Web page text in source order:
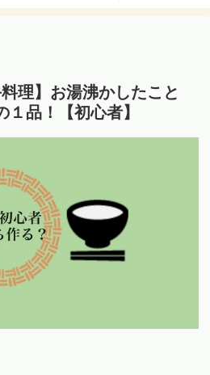
理】お湯沸かしたこと
品！【初心者】